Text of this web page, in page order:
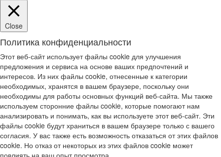
Close
Политика конфиденциальности
Этот веб-сайт использует файлы cookie для улучшения
предложения и сервиса на основе ваших предпочтений и
интересов. Из них файлы cookie, отнесенные к категории
необходимых, хранятся в вашем браузере, поскольку они
необходимы для работы основных функций веб-сайта. Мы также
используем сторонние файлы cookie, которые помогают нам
анализировать и понимать, как вы используете этот веб-сайт. Эти
файлы cookie будут храниться в вашем браузере только с вашего
согласия. У вас также есть возможность отказаться от этих файлов
cookie. Но отказ от некоторых из этих файлов cookie может
повлиять на ваш опыт просмотра.